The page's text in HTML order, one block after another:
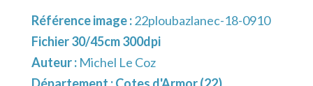
Référence image :22ploubazlanec-18-0910
Fichier 30/45cm 300dpi
Auteur : Michel Le Coz